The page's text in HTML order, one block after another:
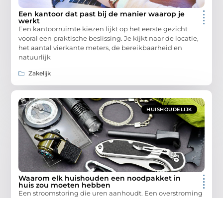
Een kantoor dat past bij de manier waarop je
werkt
Een kantoorruimte kiezen lijkt op het eerste gezicht
vooral een praktische beslissing. Je kijkt naar de locatie,
het aantal vierkante meters, de bereikbaarheid en
natuurlijk
Zakelijk
HUISHOUDELIJK
Waarom elk huishouden een noodpakket in
huis zou moeten hebben
Een stroomstoring die uren aanhoudt. Een overstroming